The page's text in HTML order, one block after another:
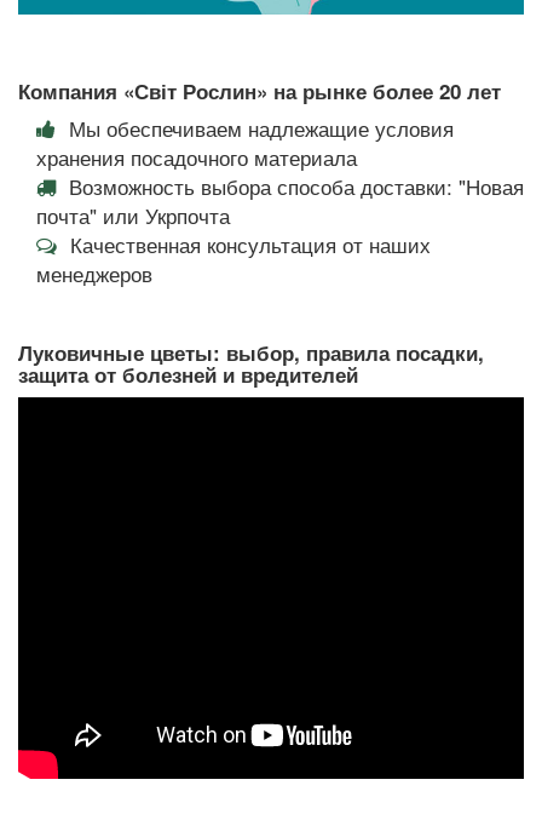
Компания «Світ Рослин» на рынке более 20 лет
Мы обеспечиваем надлежащие условия
хранения посадочного материала
Возможность выбора способа доставки: "Новая
почта" или Укрпочта
Качественная консультация от наших
менеджеров
Луковичные цветы: выбор, правила посадки,
защита от болезней и вредителей